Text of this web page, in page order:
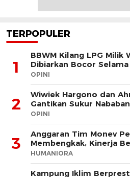
TERPOPULER
1
BBWM Kilang LPG Milik
Dibiarkan Bocor Selama
OPINI
2
Wiwiek Hargono dan
Gantikan Sukur
OPINI
3
Anggaran Tim Monev
Membengkak, Kinerja
HUMANIORA
Kampung Iklim